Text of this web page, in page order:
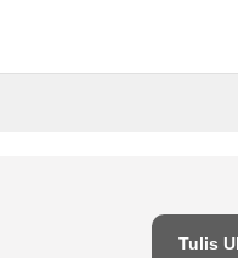
Tulis